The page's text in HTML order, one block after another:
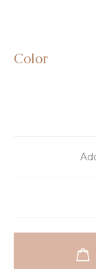
Color